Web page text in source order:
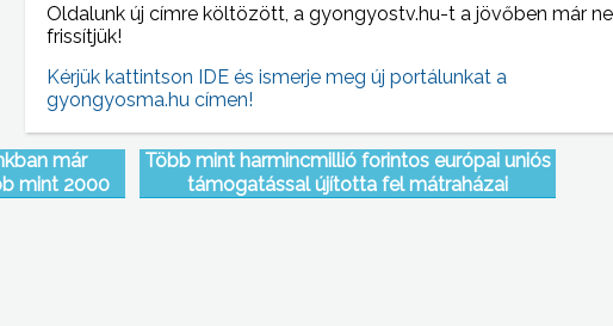
már
mint 2000
Több mint harmincmillió forintos európai uniós
támogatással újította fel mátraházai
Oldalunk új címre költözött, a gyongyostv.hu-t a jövőben már
frissítjük!
Kérjük kattintson IDE és ismerje meg új portálunkat a
gyongyosma.hu címen!